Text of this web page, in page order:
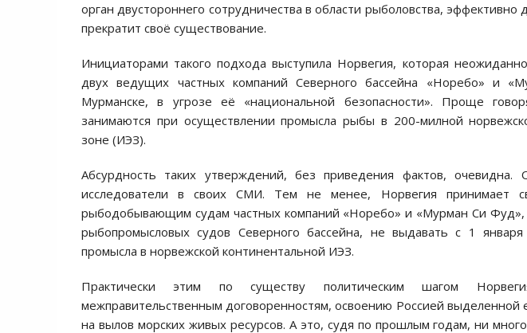
орган двустороннего сотрудничества в области рыболовства,
прекратит своё существование.
Инициаторами такого подхода выступила Норвегия, которая
двух ведущих частных компаний Северного бассейна «Норебо» и
Мурманске, в угрозе её «национальной безопасности». Проще
занимаются при осуществлении промысла рыбы в 200-милной
зоне (ИЭЗ).
Абсурдность таких утверждений, без приведения фактов,
исследователи в своих СМИ. Тем не менее, Норвегия принимает
рыбодобывающим судам частных компаний «Норебо» и «Мурман Си Фуд»,
рыбопромысловых судов Северного бассейна, не выдавать с 1
промысла в норвежской континентальной ИЭЗ.
Практически этим по существу политическим шагом
межправительственным договоренностям, освоению Россией выделенной
на вылов морских живых ресурсов. А это, судя по прошлым годам, ни